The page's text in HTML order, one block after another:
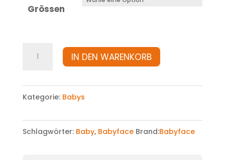
Grössen
Menge
IN DEN WARENKORB
Kategorie: Babys
Schlagwörter: Baby, Babyface Brand:Babyface